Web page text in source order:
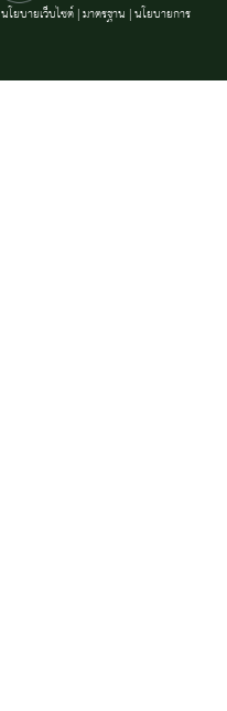
นโยบายเว็บไซต์|มาตรฐาน |นโยบายการ